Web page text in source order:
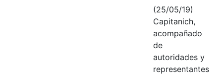
(25/05/19)
Capitanich,
acompañado
de
autoridades y
representantes